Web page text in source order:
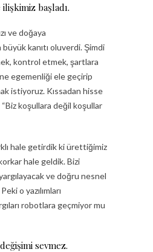
başladı.
ve doğaya
büyük kanıtı oluverdi. Şimdi
kontrol etmek, şartlara
egemenliği ele geçirip
istiyoruz. Kıssadan hisse
koşullara değil koşullar
hale getirdik ki ürettiğimiz
hale geldik. Bizi
ve doğru nesnel
o yazılımları
robotlara geçmiyor mu
sevmez.